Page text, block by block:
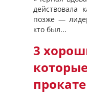
действовала
позже —
кто был...
3
прокате